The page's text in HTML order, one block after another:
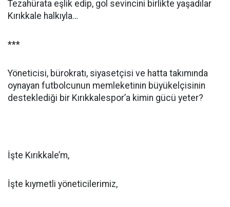
Tezahürata eşlik edip, gol sevincini birlikte yaşadılar
Kırıkkale halkıyla…
***
Yöneticisi, bürokratı, siyasetçisi ve hatta takımında
oynayan futbolcunun memleketinin büyükelçisinin
desteklediği bir Kırıkkalespor’a kimin gücü yeter?
İşte Kırıkkale’m,
İşte kıymetli yöneticilerimiz,